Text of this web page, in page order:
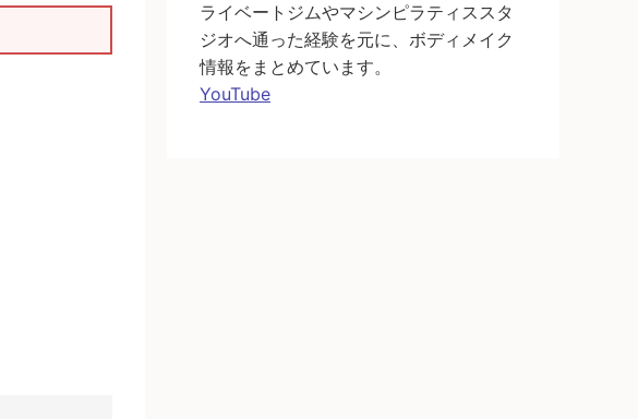
ライベートジムやマシンピラティススタ
ジオへ通った経験を元に、ボディメイク
情報をまとめています。
YouTube